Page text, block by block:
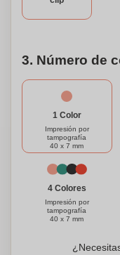
hoy y embarcate en
creatividad.
3. Número de
1 Color
Impresión por
tampografía
40 x 7 mm
4 Colores
Impresión por
tampografía
40 x 7 mm